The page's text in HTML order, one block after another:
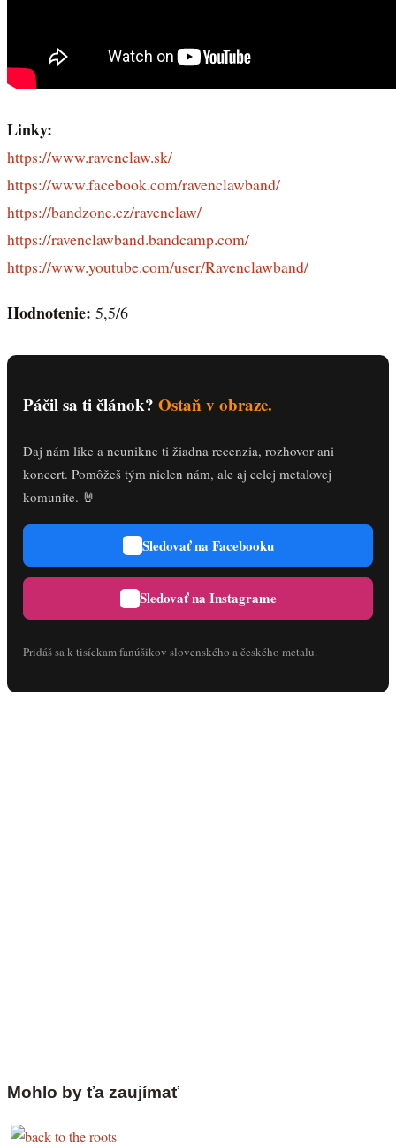
Linky:
https://www.ravenclaw.sk/
https://www.facebook.com/ravenclawband/
https://bandzone.cz/ravenclaw/
https://ravenclawband.bandcamp.com/
https://www.youtube.com/user/Ravenclawband/
Hodnotenie: 5,5/6
Páčil sa ti článok? Ostaň v obraze.
Daj nám like a neunikne ti žiadna recenzia, rozhovor ani
koncert. Pomôžeš tým nielen nám, ale aj celej metalovej
komunite. 🤘
Sledovať na Facebooku
Sledovať na Instagrame
Pridáš sa k tisíckam fanúšikov slovenského a českého metalu.
Mohlo by ťa zaujímať